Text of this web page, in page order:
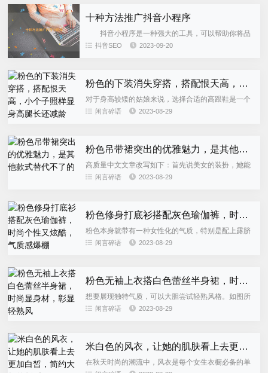
十种方法推广抖音小程序
抖音小程序是一种强大的工具，可以帮助你将品
牌或产品推广给数百万的潜在用户。但要确保你的小
抖音SEO 2023-09-20
粉色的下装消失穿搭，搭配恨天高，小个子照样显身高腿长还减龄
对于身高较矮的姑娘来说，选择合适的高跟鞋是一个
非常重要的穿搭技巧。正确的高跟鞋搭配可以极大地
闲言碎语 2023-08-29
粉色吊带裙突出的优雅魅力，是其他款式替代不了的
高质量中文文章改写如下：首先说美女的装扮，她能
够展现出出众的个人气质，这不仅仅是因为她选择了
闲言碎语 2023-08-29
粉色修身打底衫搭配灰色瑜伽裤，时尚个性又炫酷，气质感爆棚
粉色本身就带有一种女性化的气质，特别是配上露脐
设计的款式，能够展现迷人的小蛮腰。而且，抽绳的
闲言碎语 2023-08-29
粉色无袖上衣搭白色蕾丝半身裙，时尚显身材，彰显轻熟风
想要展现独特气质，可以大胆尝试轻熟风格。如图所
示，这位小姐姐穿着一件浅粉色无袖上衣。柔和的颜
闲言碎语 2023-08-29
米白色的风衣，让她的肌肤看上去更加白皙，简约大气的版型
在秋天时尚的潮流中，风衣是每个女生衣橱必备的单